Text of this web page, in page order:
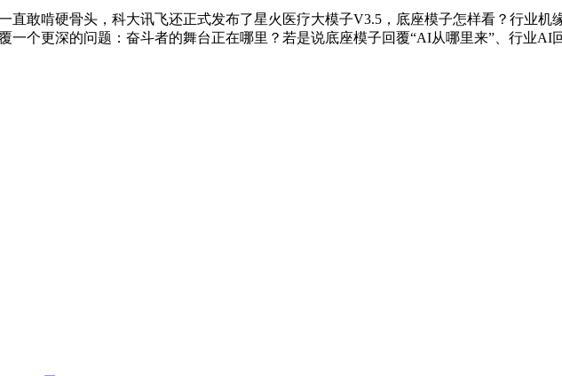
敢啃硬骨头，科大讯飞还正式发布了星火医疗大模子V3.5，底座模子怎样看？行业机
一个更深的问题：奋斗者的舞台正在哪里？若是说底座模子回覆“AI从哪里来”、行业AI